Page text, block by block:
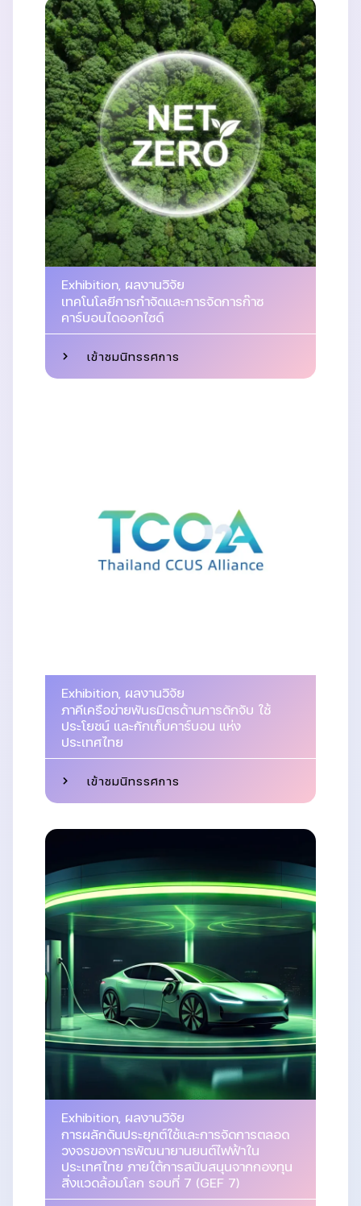
Exhibition, ผลงานวิจัย
เทคโนโลยีการกำจัดและการจัดการก๊าซ
คาร์บอนไดออกไซด์
เข้าชมนิทรรศการ
Exhibition, ผลงานวิจัย
ภาคีเครือข่ายพันธมิตรด้านการดักจับ ใช้
ประโยชน์ และกักเก็บคาร์บอน แห่ง
ประเทศไทย
เข้าชมนิทรรศการ
Exhibition, ผลงานวิจัย
การผลักดันประยุกต์ใช้และการจัดการตลอด
วงจรของการพัฒนายานยนต์ไฟฟ้าใน
ประเทศไทย ภายใต้การสนับสนุนจากกองทุน
สิ่งแวดล้อมโลก รอบที่ 7 (GEF 7)